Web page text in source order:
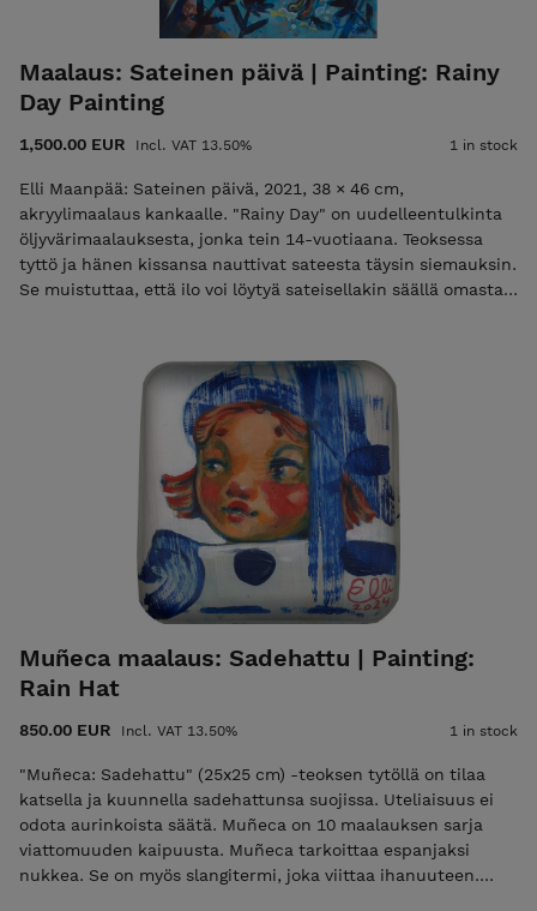
Maalaus: Sateinen päivä | Painting: Rainy
Day Painting
1,500.00 EUR Incl. VAT 13.50% 1 in stock
Elli Maanpää: Sateinen päivä, 2021, 38 × 46 cm,
akryylimaalaus kankaalle. "Rainy Day" on uudelleentulkinta
öljyvärimaalauksesta, jonka tein 14-vuotiaana. Teoksessa
tyttö ja hänen kissansa nauttivat sateesta täysin siemauksin.
Se muistuttaa, että ilo voi löytyä sateisellakin säällä omasta
toimitus kuuluvat hintaan. • Mahdollista noutaa myös
työhuoneelta Helsingin Meilahdesta. Elli Maanpää: Rainy Day,
2021, 38 × 46 cm, akryylimaalaus kankaalle. "Rainy Day" is a
reimagining of an oil painting I first created when I was 14
years old. In the artwork 'Rainy Day,' a girl and her cat are
joyfully enjoying the rain. It’s a reminder that, even on a
rainy day, happiness can be found within – and in a reliable
pair of waterproof shoes. • Unframed but ready to hang. •
Certificate of Authenticity and shipping are included in the
Meilahti, Helsinki.
Muñeca maalaus: Sadehattu | Painting:
Rain Hat
850.00 EUR Incl. VAT 13.50% 1 in stock
"Muñeca: Sadehattu" (25x25 cm) -teoksen tytöllä on tilaa
katsella ja kuunnella sadehattunsa suojissa. Uteliaisuus ei
odota aurinkoista säätä. Muñeca on 10 maalauksen sarja
viattomuuden kaipuusta. Muñeca tarkoittaa espanjaksi
nukkea. Se on myös slangitermi, joka viittaa ihanuuteen.